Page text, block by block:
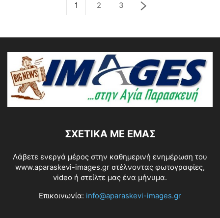
1 2 3
ΣΧΕΤΙΚΆ ΜΕ ΕΜΆΣ
Λάβετε ενεργά μέρος στην καθημερινή ενημέρωση του
www.aparaskevi-images.gr στέλνοντας φωτογραφίες,
video ή στείλτε μας ένα μήνυμα.
Επικοινωνία: info@aparaskevi-images.gr